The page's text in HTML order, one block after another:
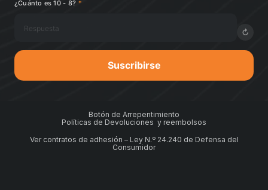
¿Cuánto es 10 - 8? *
↻
Suscribirse
Botón de Arrepentimiento
Políticas de Devoluciones y reembolsos
Ver contratos de adhesión – Ley N.º 24.240 de Defensa del
Consumidor